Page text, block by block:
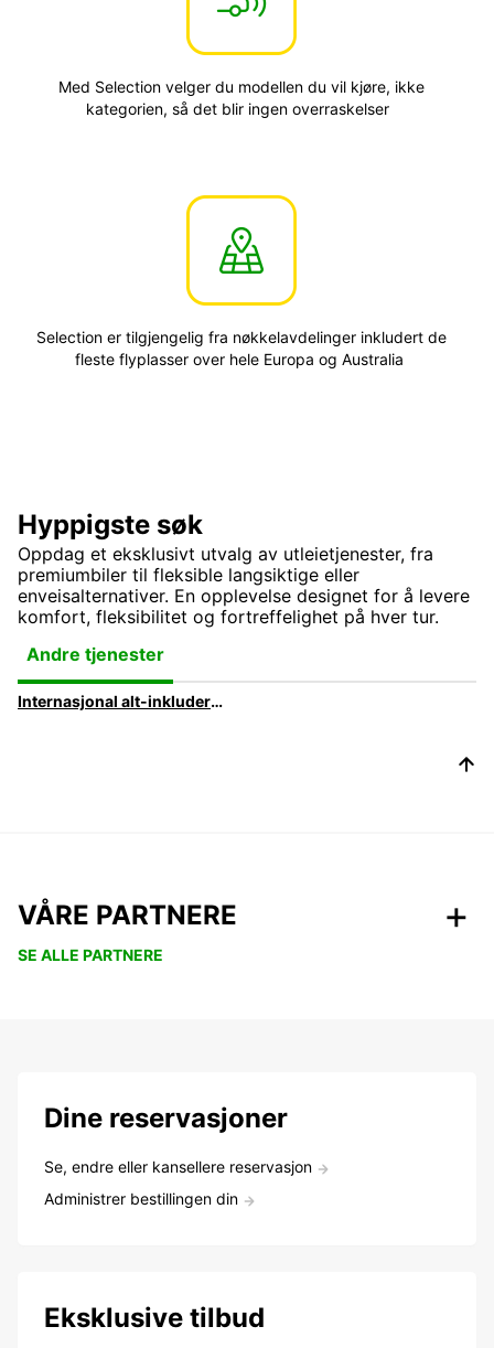
Med Selection velger du modellen du vil kjøre, ikke
kategorien, så det blir ingen overraskelser
Selection er tilgjengelig fra nøkkelavdelinger inkludert de
fleste flyplasser over hele Europa og Australia
Hyppigste søk
Oppdag et eksklusivt utvalg av utleietjenester, fra
premiumbiler til fleksible langsiktige eller
enveisalternativer. En opplevelse designet for å levere
komfort, fleksibilitet og fortreffelighet på hver tur.
Andre tjenester
Internasjonal alt-inkludert pakke for dine forretningsreiser | Europcar
VÅRE PARTNERE
SE ALLE PARTNERE
Dine reservasjoner
Se, endre eller kansellere reservasjon
Administrer bestillingen din
Eksklusive tilbud